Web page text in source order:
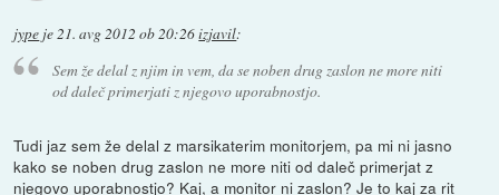
jype je21. avg 2012 ob 20:26izjavil:
Sem že delal z njim in vem, da se noben drug zaslon ne more niti
od daleč primerjati z njegovo uporabnostjo.
Tudi jaz sem že delal z marsikaterim monitorjem, pa mi ni jasno
kako se noben drug zaslon ne more niti od daleč primerjat z
njegovo uporabnostjo? Kaj, a monitor ni zaslon? Je to kaj za rit